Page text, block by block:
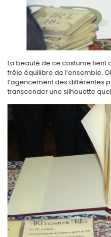
La beauté de ce costume tient
frêle équilibre de l’ensemble.
l’agencement des différentes
transcender une silhouette